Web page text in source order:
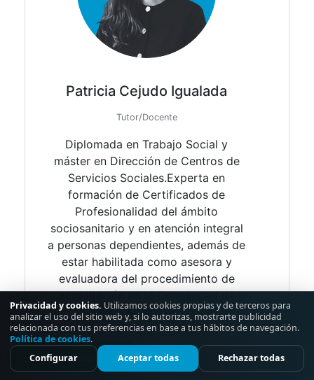
Privacidad y cookies. Utilizamos cookies propias y de terceros para
analizar el uso del sitio web y, si lo autorizas, mostrarte publicidad
relacionada con tus preferencias en base a tus hábitos de navegación.
Política de cookies.
Configurar
Aceptar todas Rechazar todas
Patricia Cejudo Igualada
Tutor/Docente
Diplomada en Trabajo Social y
máster en Dirección de Centros de
Servicios Sociales.​ ​ Experta en
formación de Certificados de
Profesionalidad del ámbito
sociosanitario y en atención integral
a personas dependientes, además de
estar habilitada como asesora y
evaluadora del procedimiento de
acreditación en la Comunidad de
Madrid.
¿Tienes dudas?